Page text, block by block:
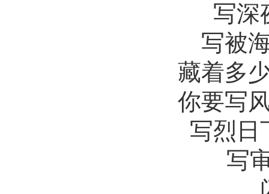
写深夜
写被海
藏着多少
你要写风
写烈日下
写审